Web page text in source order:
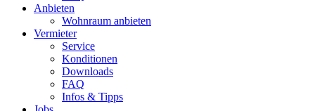
Anbieten
Wohnraum anbieten
Vermieter
Service
Konditionen
Downloads
FAQ
Infos & Tipps